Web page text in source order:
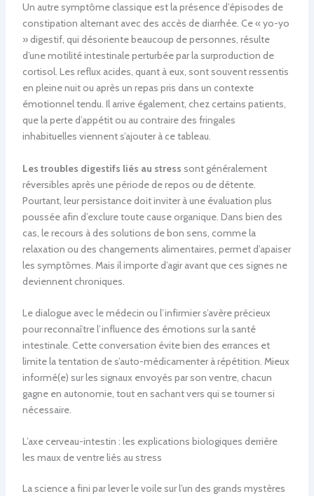
Un autre symptôme classique est la présence d’épisodes de
constipation alternant avec des accès de diarrhée. Ce « yo-yo
» digestif, qui désoriente beaucoup de personnes, résulte
d’une motilité intestinale perturbée par la surproduction de
cortisol. Les reflux acides, quant à eux, sont souvent ressentis
en pleine nuit ou après un repas pris dans un contexte
émotionnel tendu. Il arrive également, chez certains patients,
que la perte d’appétit ou au contraire des fringales
inhabituelles viennent s’ajouter à ce tableau.
Les troubles digestifs liés au stress sont généralement
réversibles après une période de repos ou de détente.
Pourtant, leur persistance doit inviter à une évaluation plus
poussée afin d’exclure toute cause organique. Dans bien des
cas, le recours à des solutions de bon sens, comme la
relaxation ou des changements alimentaires, permet d’apaiser
les symptômes. Mais il importe d’agir avant que ces signes ne
deviennent chroniques.
Le dialogue avec le médecin ou l’infirmier s’avère précieux
pour reconnaître l’influence des émotions sur la santé
intestinale. Cette conversation évite bien des errances et
limite la tentation de s’auto-médicamenter à répétition. Mieux
informé(e) sur les signaux envoyés par son ventre, chacun
gagne en autonomie, tout en sachant vers qui se tourner si
nécessaire.
L’axe cerveau-intestin : les explications biologiques derrière
les maux de ventre liés au stress
La science a fini par lever le voile sur l’un des grands mystères